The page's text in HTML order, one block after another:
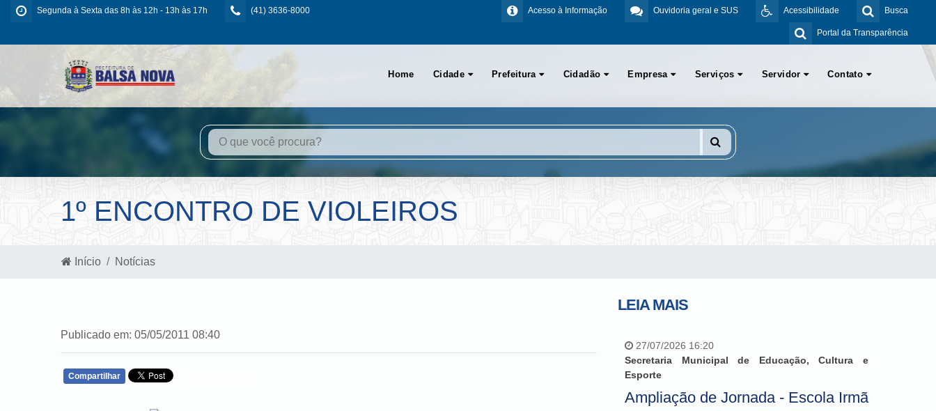
Segunda à Sexta das 8h às 12h - 13h às 17h (41) 3636-8000 Busca
Acessibilidade
Ouvidoria geral e SUS
Acesso à Informação
Portal da Transparência
Home Cidade Prefeitura Cidadão Empresa Serviços Servidor Contato
1º ENCONTRO DE VIOLEIROS
Início Notícias
Publicado em: 05/05/2011 08:40
Compartilhar
LEIA MAIS
27/07/2026 16:20
Secretaria Municipal de Educação, Cultura e
Esporte
Ampliação de Jornada - Escola Irmã